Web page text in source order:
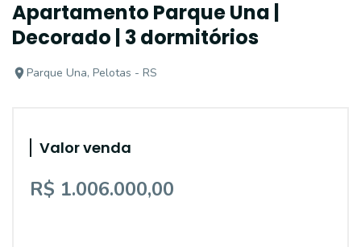
Apartamento Parque Una |
Decorado | 3 dormitórios
Parque Una, Pelotas - RS
Valor venda
R$ 1.006.000,00